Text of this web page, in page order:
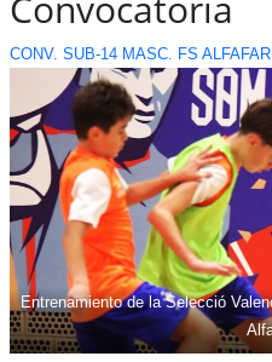
CONV. SUB-14 MASC. FS ALFAFAR
Entrenamiento de la Selecció